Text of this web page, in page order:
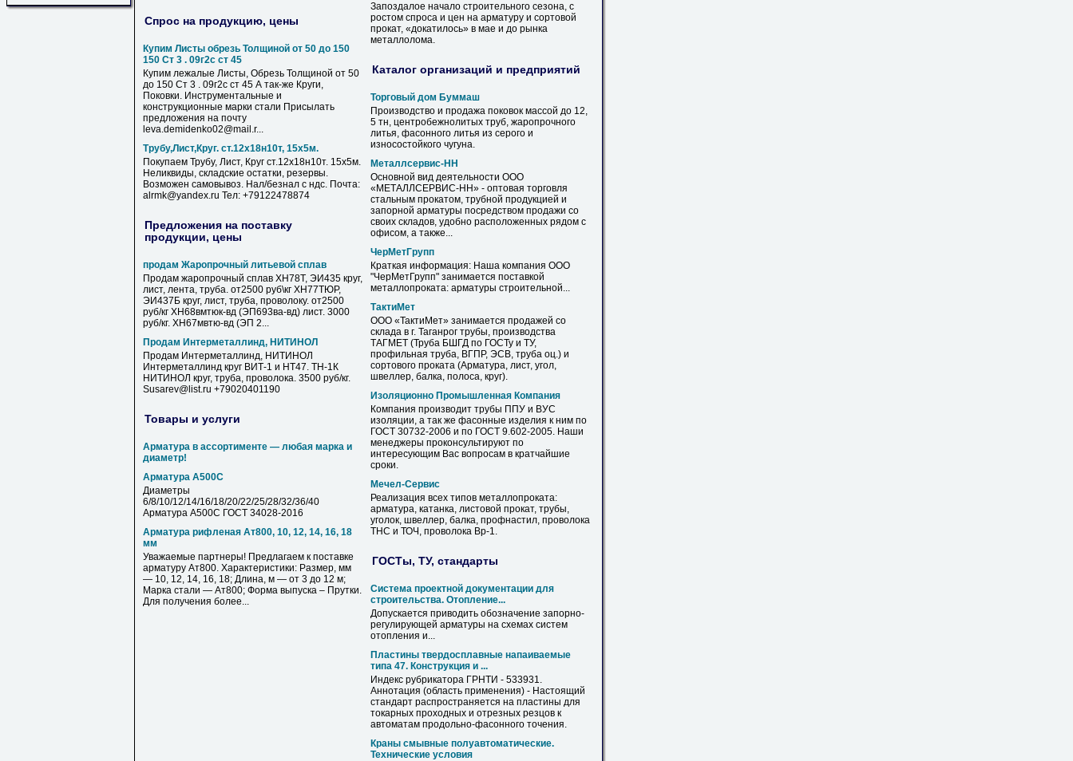
Спрос на продукцию, цены
Купим Листы обрезь Толщиной от 50 до 150
150 Ст 3 . 09г2с ст 45
Купим лежалые Листы, Обрезь Толщиной от 50
до 150 Ст 3 . 09г2с ст 45 А так-же Круги,
Поковки. Инструментальные и
конструкционные марки стали Присылать
предложения на почту
leva.demidenko02@mail.r...
Трубу,Лист,Круг. ст.12х18н10т, 15х5м.
Покупаем Трубу, Лист, Круг ст.12х18н10т. 15х5м.
Неликвиды, складские остатки, резервы.
Возможен самовывоз. Нал/безнал с ндс. Почта:
alrmk@yandex.ru Тел: +79122478874
Предложения на поставку
продукции, цены
продам Жаропрочный литьевой сплав
Продам жаропрочный сплав ХН78Т, ЭИ435 круг,
лист, лента, труба. от2500 руб\кг ХН77ТЮР,
ЭИ437Б круг, лист, труба, проволоку. от2500
руб/кг ХН68вмтюк-вд (ЭП693ва-вд) лист. 3000
руб/кг. ХН67мвтю-вд (ЭП 2...
Продам Интерметаллинд, НИТИНОЛ
Продам Интерметаллинд, НИТИНОЛ
Интерметаллинд круг ВИТ-1 и НТ47. ТН-1К
НИТИНОЛ круг, труба, проволока. 3500 руб/кг.
Susarev@list.ru +79020401190
Товары и услуги
Арматура в ассортименте — любая марка и
диаметр!
Арматура А500С
Диаметры
6/8/10/12/14/16/18/20/22/25/28/32/36/40
Арматура А500С ГОСТ 34028-2016
Арматура рифленая Ат800, 10, 12, 14, 16, 18
мм
Уважаемые партнеры! Предлагаем к поставке
арматуру Ат800. Характеристики: Размер, мм
— 10, 12, 14, 16, 18; Длина, м — от 3 до 12 м;
Марка стали — Ат800; Форма выпуска – Прутки.
Для получения более...
Запоздалое начало строительного сезона, с
ростом спроса и цен на арматуру и сортовой
прокат, «докатилось» в мае и до рынка
металлолома.
Каталог организаций и предприятий
Торговый дом Буммаш
Производство и продажа поковок массой до 12,
5 тн, центробежнолитых труб, жаропрочного
литья, фасонного литья из серого и
износостойкого чугуна.
Металлсервис-НН
Основной вид деятельности ООО
«МЕТАЛЛСЕРВИС-НН» - оптовая торговля
стальным прокатом, трубной продукцией и
запорной арматуры посредством продажи со
своих складов, удобно расположенных рядом с
офисом, а также...
ЧерМетГрупп
Краткая информация: Наша компания ООО
"ЧерМетГрупп" занимается поставкой
металлопроката: арматуры строительной...
ТактиМет
ООО «ТактиМет» занимается продажей со
склада в г. Таганрог трубы, производства
ТАГМЕТ (Труба БШГД по ГОСТу и ТУ,
профильная труба, ВГПР, ЭСВ, труба оц.) и
сортового проката (Арматура, лист, угол,
швеллер, балка, полоса, круг).
Изоляционно Промышленная Компания
Компания производит трубы ППУ и ВУС
изоляции, а так же фасонные изделия к ним по
ГОСТ 30732-2006 и по ГОСТ 9.602-2005. Наши
менеджеры проконсультируют по
интересующим Вас вопросам в кратчайшие
сроки.
Мечел-Сервис
Реализация всех типов металлопроката:
арматура, катанка, листовой прокат, трубы,
уголок, швеллер, балка, профнастил, проволока
ТНС и ТОЧ, проволока Вр-1.
ГОСТы, ТУ, стандарты
Система проектной документации для
строительства. Отопление...
Допускается приводить обозначение запорно-
регулирующей арматуры на схемах систем
отопления и...
Пластины твердосплавные напаиваемые
типа 47. Конструкция и ...
Индекс рубрикатора ГРНТИ - 533931.
Аннотация (область применения) - Настоящий
стандарт распространяется на пластины для
токарных проходных и отрезных резцов к
автоматам продольно-фасонного точения.
Краны смывные полуавтоматические.
Технические условия